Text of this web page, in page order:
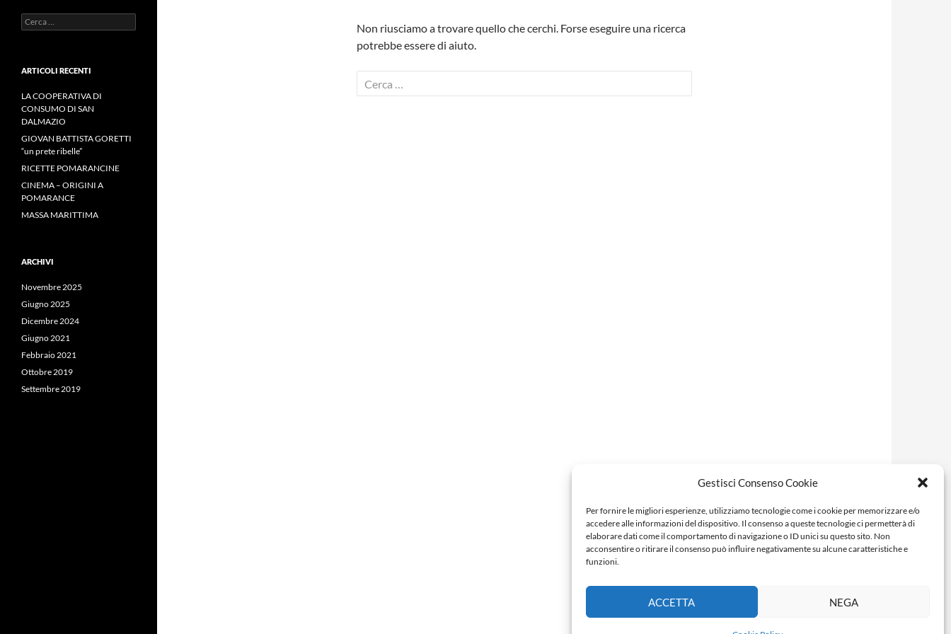
Gestisci Consenso Cookie
Per fornire le migliori esperienze, utilizziamo tecnologie come i cookie per memorizzare e/o
accedere alle informazioni del dispositivo. Il consenso a queste tecnologie ci permetterà di
elaborare dati come il comportamento di navigazione o ID unici su questo sito. Non
acconsentire o ritirare il consenso può influire negativamente su alcune caratteristiche e
funzioni.
ACCETTA NEGA
Non riusciamo a trovare quello che cerchi. Forse eseguire una ricerca
potrebbe essere di aiuto.
Ricerca
per:
Ricerca
per:
ARTICOLI RECENTI
LA COOPERATIVA DI
CONSUMO DI SAN
DALMAZIO
GIOVAN BATTISTA GORETTI
“un prete ribelle”
RICETTE POMARANCINE
CINEMA – ORIGINI A
POMARANCE
MASSA MARITTIMA
ARCHIVI
Novembre 2025
Giugno 2025
Dicembre 2024
Giugno 2021
Febbraio 2021
Ottobre 2019
Settembre 2019